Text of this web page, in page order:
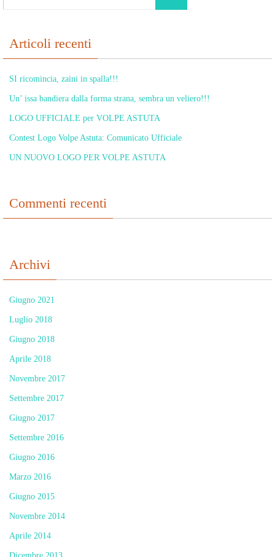
Articoli recenti
SI ricomincia, zaini in spalla!!!
Un’ issa bandiera dalla forma strana, sembra un veliero!!!
LOGO UFFICIALE per VOLPE ASTUTA
Contest Logo Volpe Astuta: Comunicato Ufficiale
UN NUOVO LOGO PER VOLPE ASTUTA
Commenti recenti
Archivi
Giugno 2021
Luglio 2018
Giugno 2018
Aprile 2018
Novembre 2017
Settembre 2017
Giugno 2017
Settembre 2016
Giugno 2016
Marzo 2016
Giugno 2015
Novembre 2014
Aprile 2014